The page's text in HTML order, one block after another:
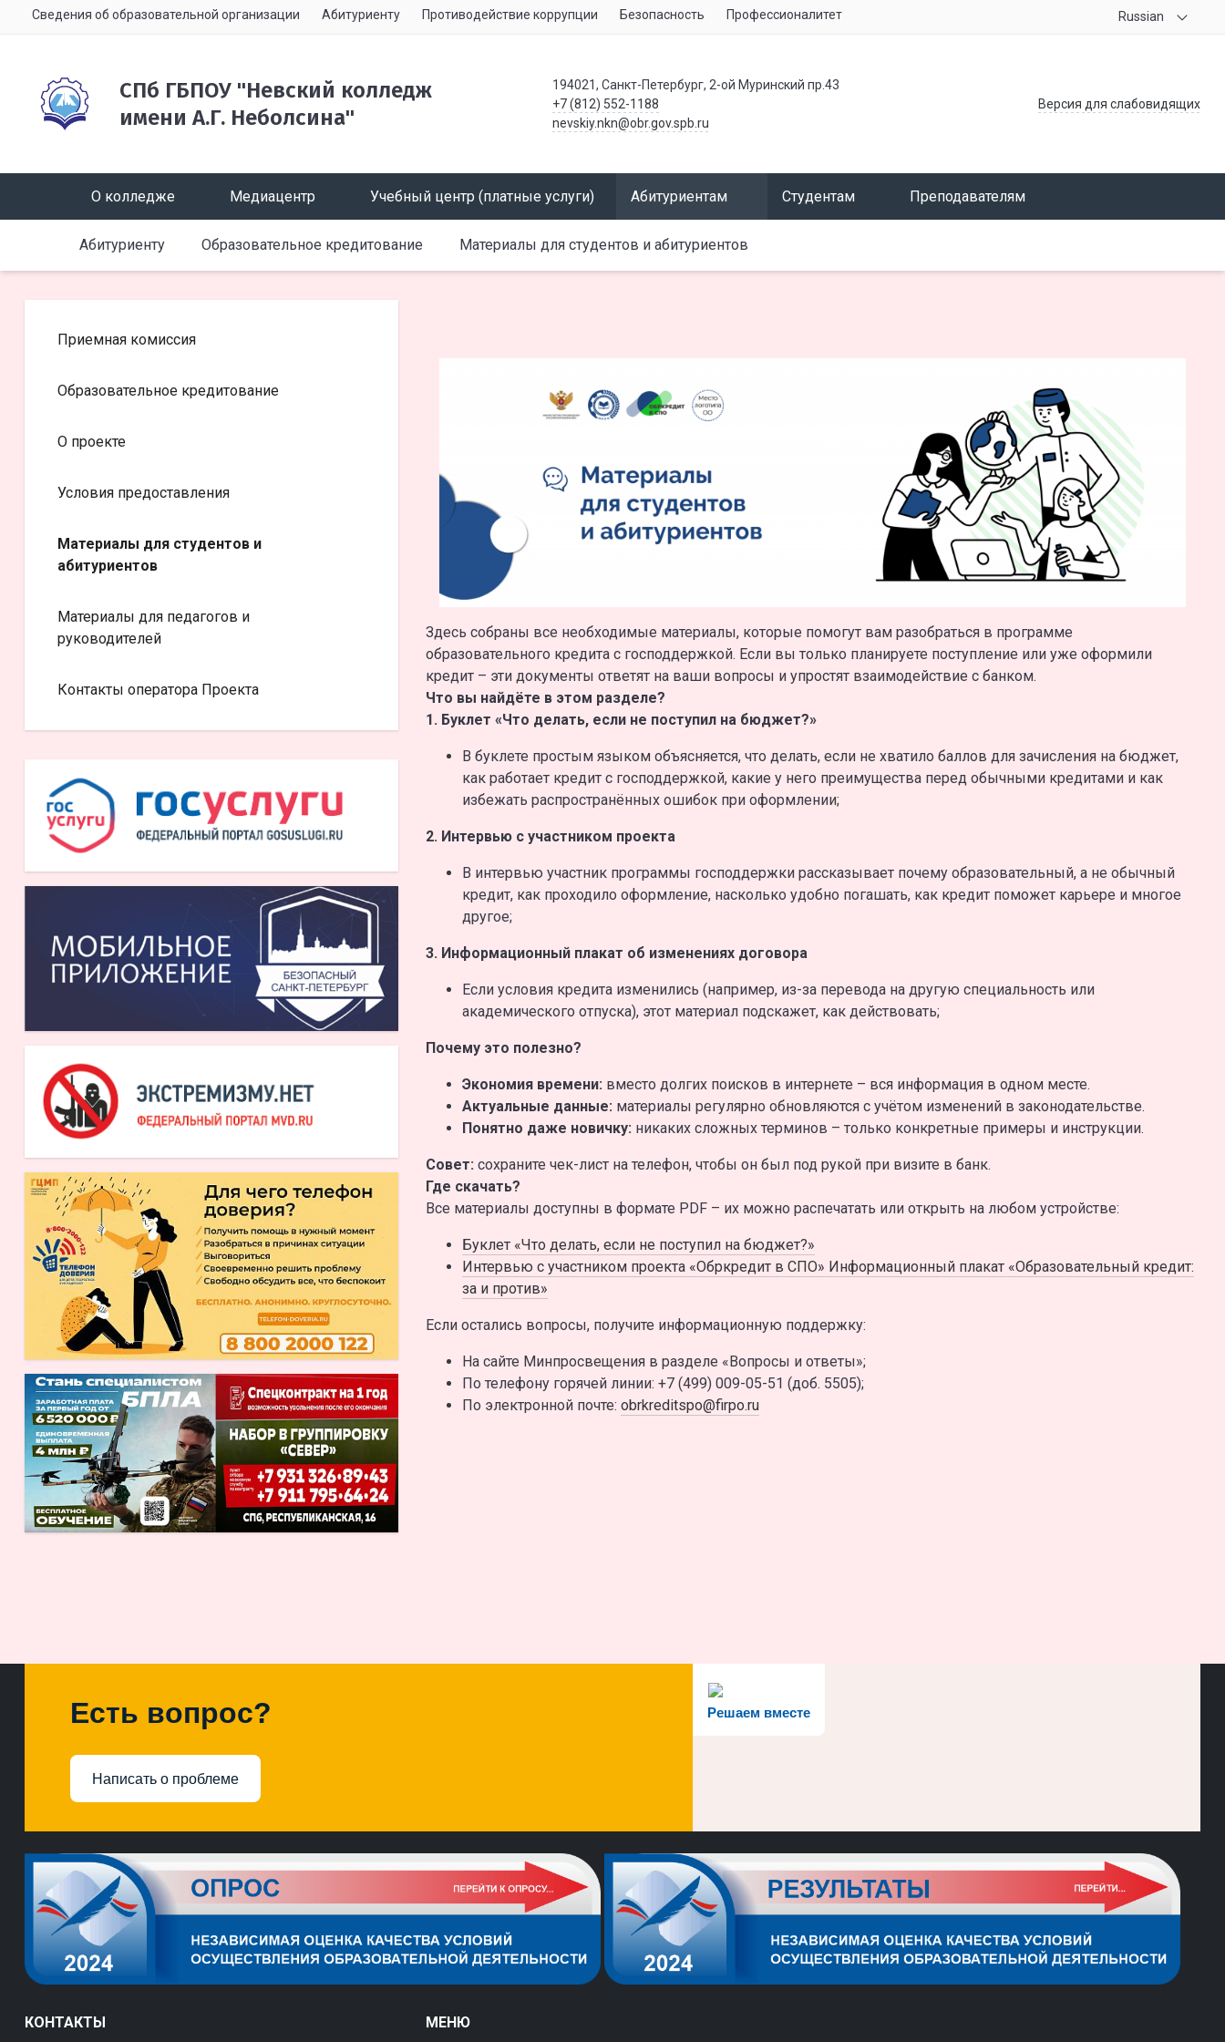
Сведения об образовательной организации Абитуриенту Противодействие коррупции Безопасность Профессионалитет Russian
СПб ГБПОУ "Невский колледж
имени А.Г. Неболсина"
194021, Санкт-Петербург, 2-ой Муринский пр.43
+7 (812) 552-1188
nevskiy.nkn@obr.gov.spb.ru
Версия для слабовидящих
О колледже Медиацентр Учебный центр (платные услуги) Абитуриентам Студентам Преподавателям
Абитуриенту Образовательное кредитование Материалы для студентов и абитуриентов
Приемная комиссия
Образовательное кредитование
О проекте
Условия предоставления
Материалы для студентов и
абитуриентов
Материалы для педагогов и
руководителей
Контакты оператора Проекта
Здесь собраны все необходимые материалы, которые помогут вам разобраться в программе
образовательного кредита с господдержкой. Если вы только планируете поступление или уже оформили
кредит – эти документы ответят на ваши вопросы и упростят взаимодействие с банком.
Что вы найдёте в этом разделе?
1. Буклет «Что делать, если не поступил на бюджет?»
В буклете простым языком объясняется, что делать, если не хватило баллов для зачисления на бюджет,
как работает кредит с господдержкой, какие у него преимущества перед обычными кредитами и как
избежать распространённых ошибок при оформлении;
2. Интервью с участником проекта
В интервью участник программы господдержки рассказывает почему образовательный, а не обычный
кредит, как проходило оформление, насколько удобно погашать, как кредит поможет карьере и многое
другое;
3. Информационный плакат об изменениях договора
Если условия кредита изменились (например, из-за перевода на другую специальность или
академического отпуска), этот материал подскажет, как действовать;
Почему это полезно?
Экономия времени:вместо долгих поисков в интернете – вся информация в одном месте.
Актуальные данные:материалы регулярно обновляются с учётом изменений в законодательстве.
Понятно даже новичку:никаких сложных терминов – только конкретные примеры и инструкции.
Совет: сохраните чек-лист на телефон, чтобы он был под рукой при визите в банк.
Где скачать?
Все материалы доступны в формате PDF – их можно распечатать или открыть на любом устройстве:
Буклет «Что делать, если не поступил на бюджет?»
Интервью с участником проекта «Обркредит в СПО» Информационный плакат «Образовательный кредит:
за и против»
Если остались вопросы, получите информационную поддержку:
На сайте Минпросвещения в разделе «Вопросы и ответы»;
По телефону горячей линии: +7 (499) 009-05-51 (доб. 5505);
По электронной почте: obrkreditspo@firpo.ru
Решаем вместе
Есть вопрос?
Написать о проблеме
КОНТАКТЫ МЕНЮ